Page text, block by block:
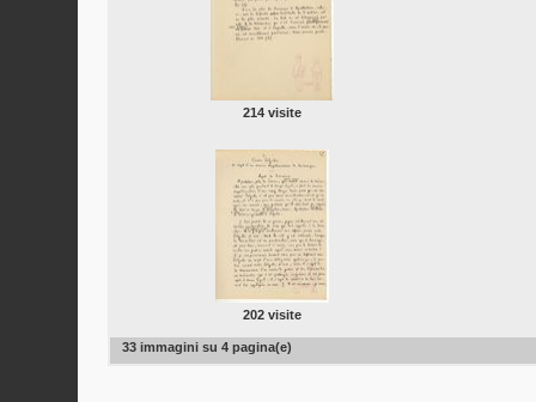
214 visite
202 visite
33 immagini su 4 pagina(e)